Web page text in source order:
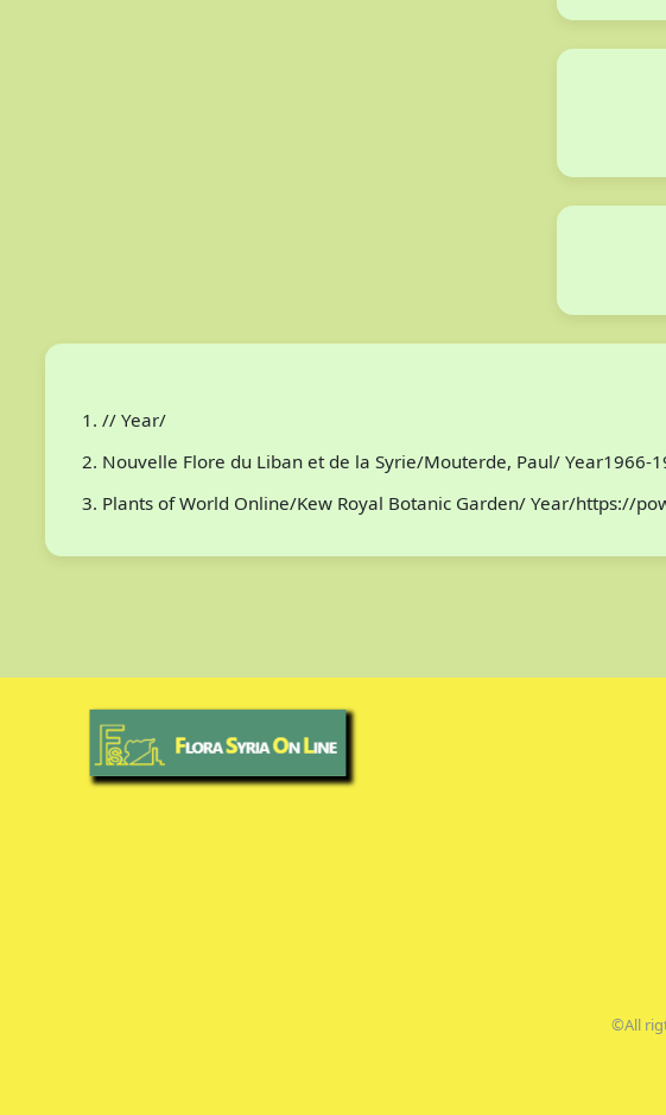
// Year/
Nouvelle Flore du Liban et de la Syrie/Mouterde, Paul/ Year1966-
Plants of World Online/Kew Royal Botanic Garden/ Year/https://
©All